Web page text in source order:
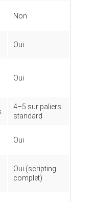
Non
Oui
Oui
4–5 sur paliers
standard
Oui
Oui (scripting
complet)